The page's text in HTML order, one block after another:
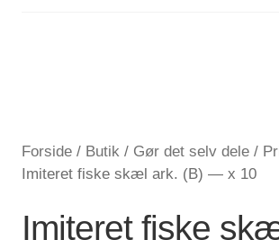
Kontakt
Forside / Butik / Gør det selv dele /
Imiteret fiske skæl ark. (B) — x 10
Imiteret fiske